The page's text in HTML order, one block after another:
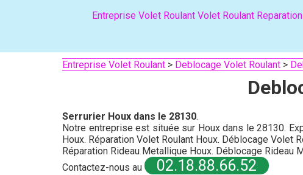
Entreprise Volet Roulant Volet Roulant
Entreprise Volet Roulant > Deblocage Volet Roulant >
Serrurier Houx dans le 28130.
Notre entreprise est située sur Houx dans le 28130.
Houx. Réparation Volet Roulant Houx. Déblocage Volet
Réparation Rideau Metallique Houx. Déblocage Rideau
Contactez-nous au
02.18.88.66.52